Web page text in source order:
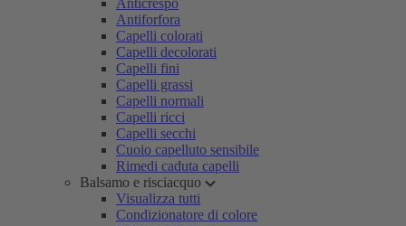
Anticrespo
Antiforfora
Capelli colorati
Capelli decolorati
Capelli fini
Capelli grassi
Capelli normali
Capelli ricci
Capelli secchi
Cuoio capelluto sensibile
Rimedi caduta capelli
Balsamo e risciacquo
Visualizza tutti
Condizionatore di colore